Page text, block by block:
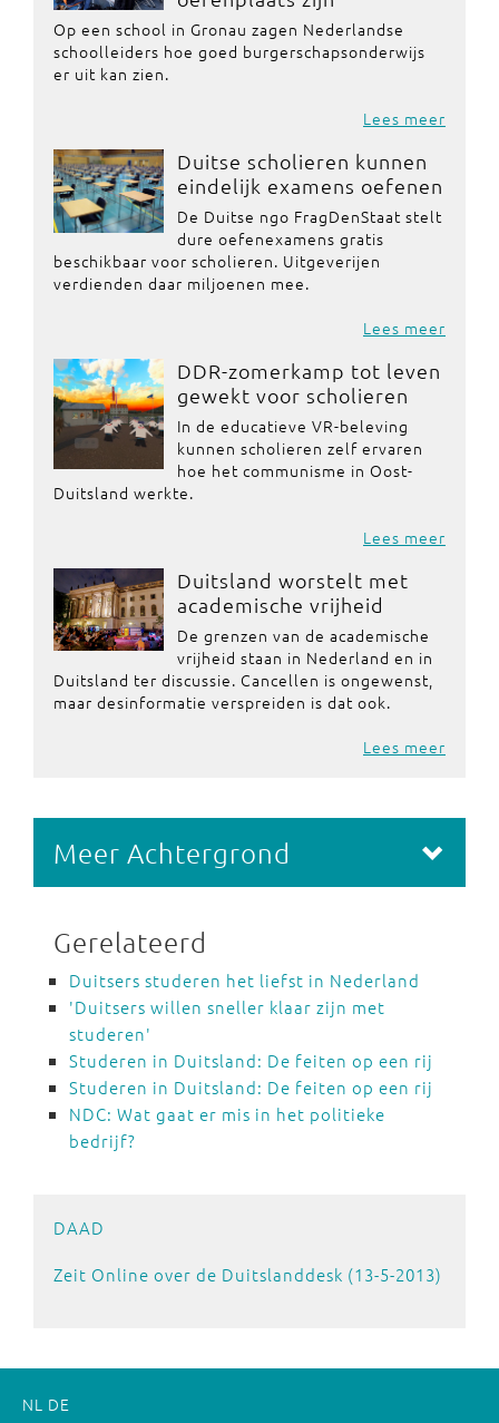
Op een school in Gronau zagen Nederlandse
schoolleiders hoe goed burgerschapsonderwijs
er uit kan zien.
Lees meer
Duitse scholieren kunnen
eindelijk examens oefenen
De Duitse ngo FragDenStaat stelt
dure oefenexamens gratis
beschikbaar voor scholieren. Uitgeverijen
verdienden daar miljoenen mee.
Lees meer
DDR-zomerkamp tot leven
gewekt voor scholieren
In de educatieve VR-beleving
kunnen scholieren zelf ervaren
hoe het communisme in Oost-
Duitsland werkte.
Lees meer
Duitsland worstelt met
academische vrijheid
De grenzen van de academische
vrijheid staan in Nederland en in
Duitsland ter discussie. Cancellen is ongewenst,
maar desinformatie verspreiden is dat ook.
Lees meer
Meer Achtergrond
Gerelateerd
Duitsers studeren het liefst in Nederland
'Duitsers willen sneller klaar zijn met
studeren'
Studeren in Duitsland: De feiten op een rij
Studeren in Duitsland: De feiten op een rij
NDC: Wat gaat er mis in het politieke
bedrijf?
DAAD
Zeit Online over de Duitslanddesk (13-5-2013)
NL DE